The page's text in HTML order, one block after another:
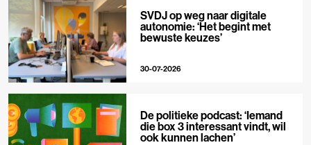
SVDJ op weg naar digitale
autonomie: ‘Het begint met
bewuste keuzes’
30-07-2026
De politieke podcast: ‘Iemand
die box 3 interessant vindt, wil
ook kunnen lachen’